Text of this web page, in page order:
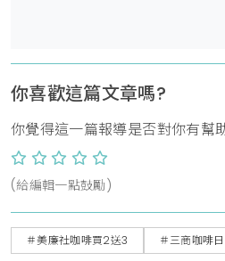
你喜歡這篇文章嗎?
你覺得這一篇報導是否對你有幫
(給編輯一點鼓勵)
＃美廉社咖啡買2送3 ＃三商咖啡